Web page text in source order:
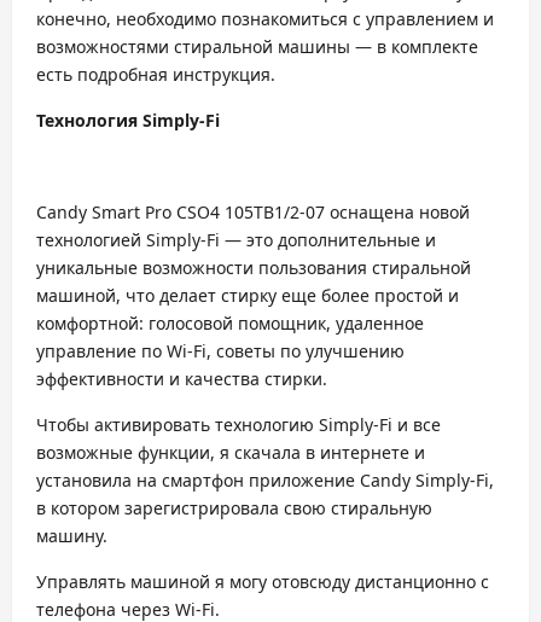
конечно, необходимо познакомиться с управлением и
возможностями стиральной машины — в комплекте
есть подробная инструкция.
Технология Simply-Fi
Candy Smart Pro CSO4 105TB1/2-07 оснащена новой
технологией Simply-Fi — это дополнительные и
уникальные возможности пользования стиральной
машиной, что делает стирку еще более простой и
комфортной: голосовой помощник, удаленное
управление по Wi-Fi, советы по улучшению
эффективности и качества стирки.
Чтобы активировать технологию Simply-Fi и все
возможные функции, я скачала в интернете и
установила на смартфон приложение Candy Simply-Fi,
в котором зарегистрировала свою стиральную
машину.
Управлять машиной я могу отовсюду дистанционно с
телефона через Wi-Fi.